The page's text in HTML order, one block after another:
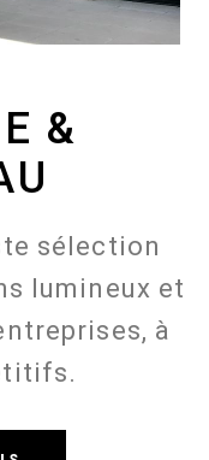
&
sélection
lumineux et
à